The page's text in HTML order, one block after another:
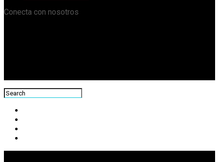
Conecta con nosotros